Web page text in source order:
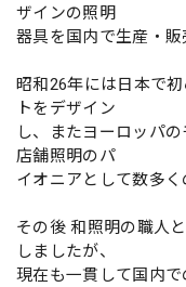
ザインの照明
器具を国内で生産・販
昭和26年には日本で
トをデザイン
し、またヨーロッパ
店舗照明のパ
イオニアとして数多く
その後 和照明の職人
しましたが、
現在も一貫して国内